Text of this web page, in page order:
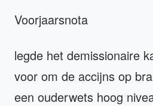
Voorjaarsnota
legde het demissionaire
voor om de accijns op
een ouderwets hoog